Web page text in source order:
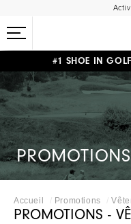
#1 SHOE IN
LIVRAISON OFFERTE
PROMOTIONS
Accueil Promotions
PROMOTIONS -